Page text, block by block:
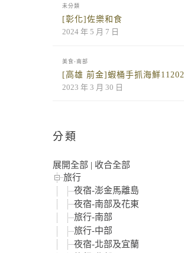
未分類
[彰化]佐樂和食
2024 年 5 月 7 日
美食-南部
[高雄 前金]蝦桶手抓海鮮11202
2023 年 3 月 30 日
分類
展開全部 | 收合全部
旅行
夜宿-澎金馬離島
夜宿-南部及花東
旅行-南部
旅行-中部
夜宿-北部及宜蘭